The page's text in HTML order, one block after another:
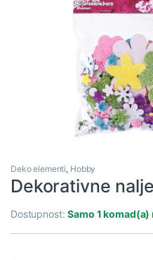
Deko elementi, Hobby
Dekorativne
Dostupnost:Samo 1 komad(a)